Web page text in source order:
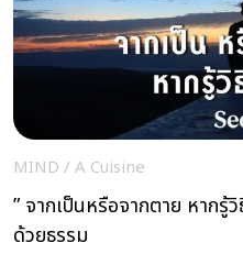
MIND / A Cuisine
” จากเป็นหรือจากตาย หากรู้
ด้วยธรรม